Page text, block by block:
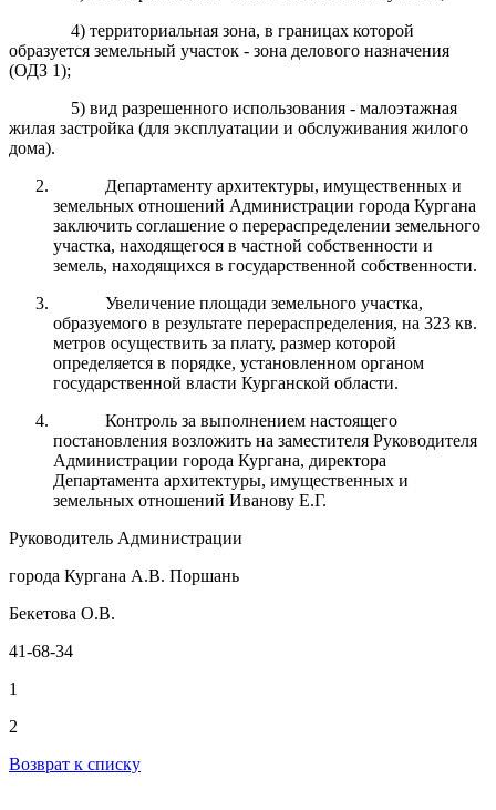
4) территориальная зона, в границах которой
образуется земельный участок - зона делового назначения
(ОДЗ 1);
5) вид разрешенного использования - малоэтажная
жилая застройка (для эксплуатации и обслуживания жилого
дома).
Департаменту архитектуры, имущественных и
земельных отношений Администрации города Кургана
заключить соглашение о перераспределении земельного
участка, находящегося в частной собственности и
земель, находящихся в государственной собственности.
Увеличение площади земельного участка,
образуемого в результате перераспределения, на 323 кв.
метров осуществить за плату, размер которой
определяется в порядке, установленном органом
государственной власти Курганской области.
Контроль за выполнением настоящего
постановления возложить на заместителя Руководителя
Администрации города Кургана, директора
Департамента архитектуры, имущественных и
земельных отношений Иванову Е.Г.
Руководитель Администрации
города Кургана А.В. Поршань
Бекетова О.В.
41-68-34
1
2
Возврат к списку